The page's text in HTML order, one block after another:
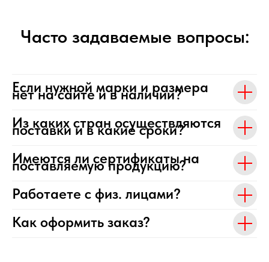
Часто задаваемые вопросы:
Если нужной марки и размера
нет на сайте и в наличии?
Из каких стран осуществляются
поставки и в какие сроки?
Имеются ли сертификаты на
поставляемую продукцию?
Работаете с физ. лицами?
Как оформить заказ?